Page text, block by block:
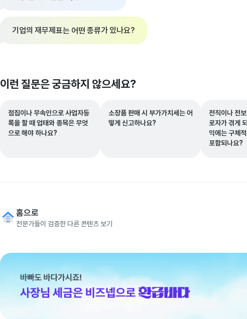
기업의 재무제표는 어떤 종류가 있나요?
이런 질문은 궁금하지 않으세요?
점집이나 무속인으로 사업자등
록을 할 때 업태와 종목은 무엇
으로 해야 하나요?
소장품 판매 시 부가가치세는 어
떻게 신고하나요?
전직이나 전
로자가 겪게
익에는 구체
포함되나요?
홈으로
전문가들이 검증한 다른 콘텐츠 보기